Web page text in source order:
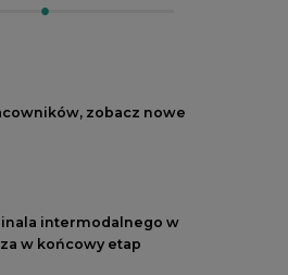
zobacz nowe
intermodalnego w
w końcowy etap